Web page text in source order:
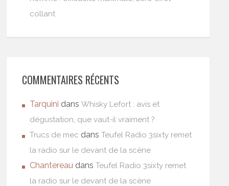
collant
COMMENTAIRES RÉCENTS
Tarquini dansWhisky Lefort : avis et
dégustation, que vaut-il vraiment ?
Trucs de mec dansTeufel Radio 3sixty remet
la radio sur le devant de la scène
Chantereau dansTeufel Radio 3sixty remet
la radio sur le devant de la scène